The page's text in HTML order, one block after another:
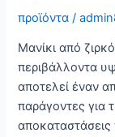
χρήση
προϊόντα /
Μανίκι από
περιβάλλοντα
αποτελεί έναν
παράγοντες για
αποκαταστάσεις